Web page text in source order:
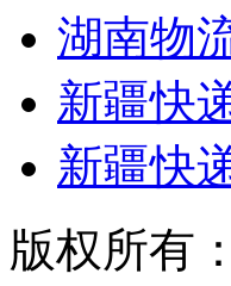
湖南物
新疆快
新疆快
版权所有：